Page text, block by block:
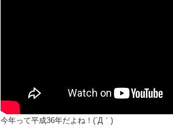
今年って平成36年だよね！(´Д｀)